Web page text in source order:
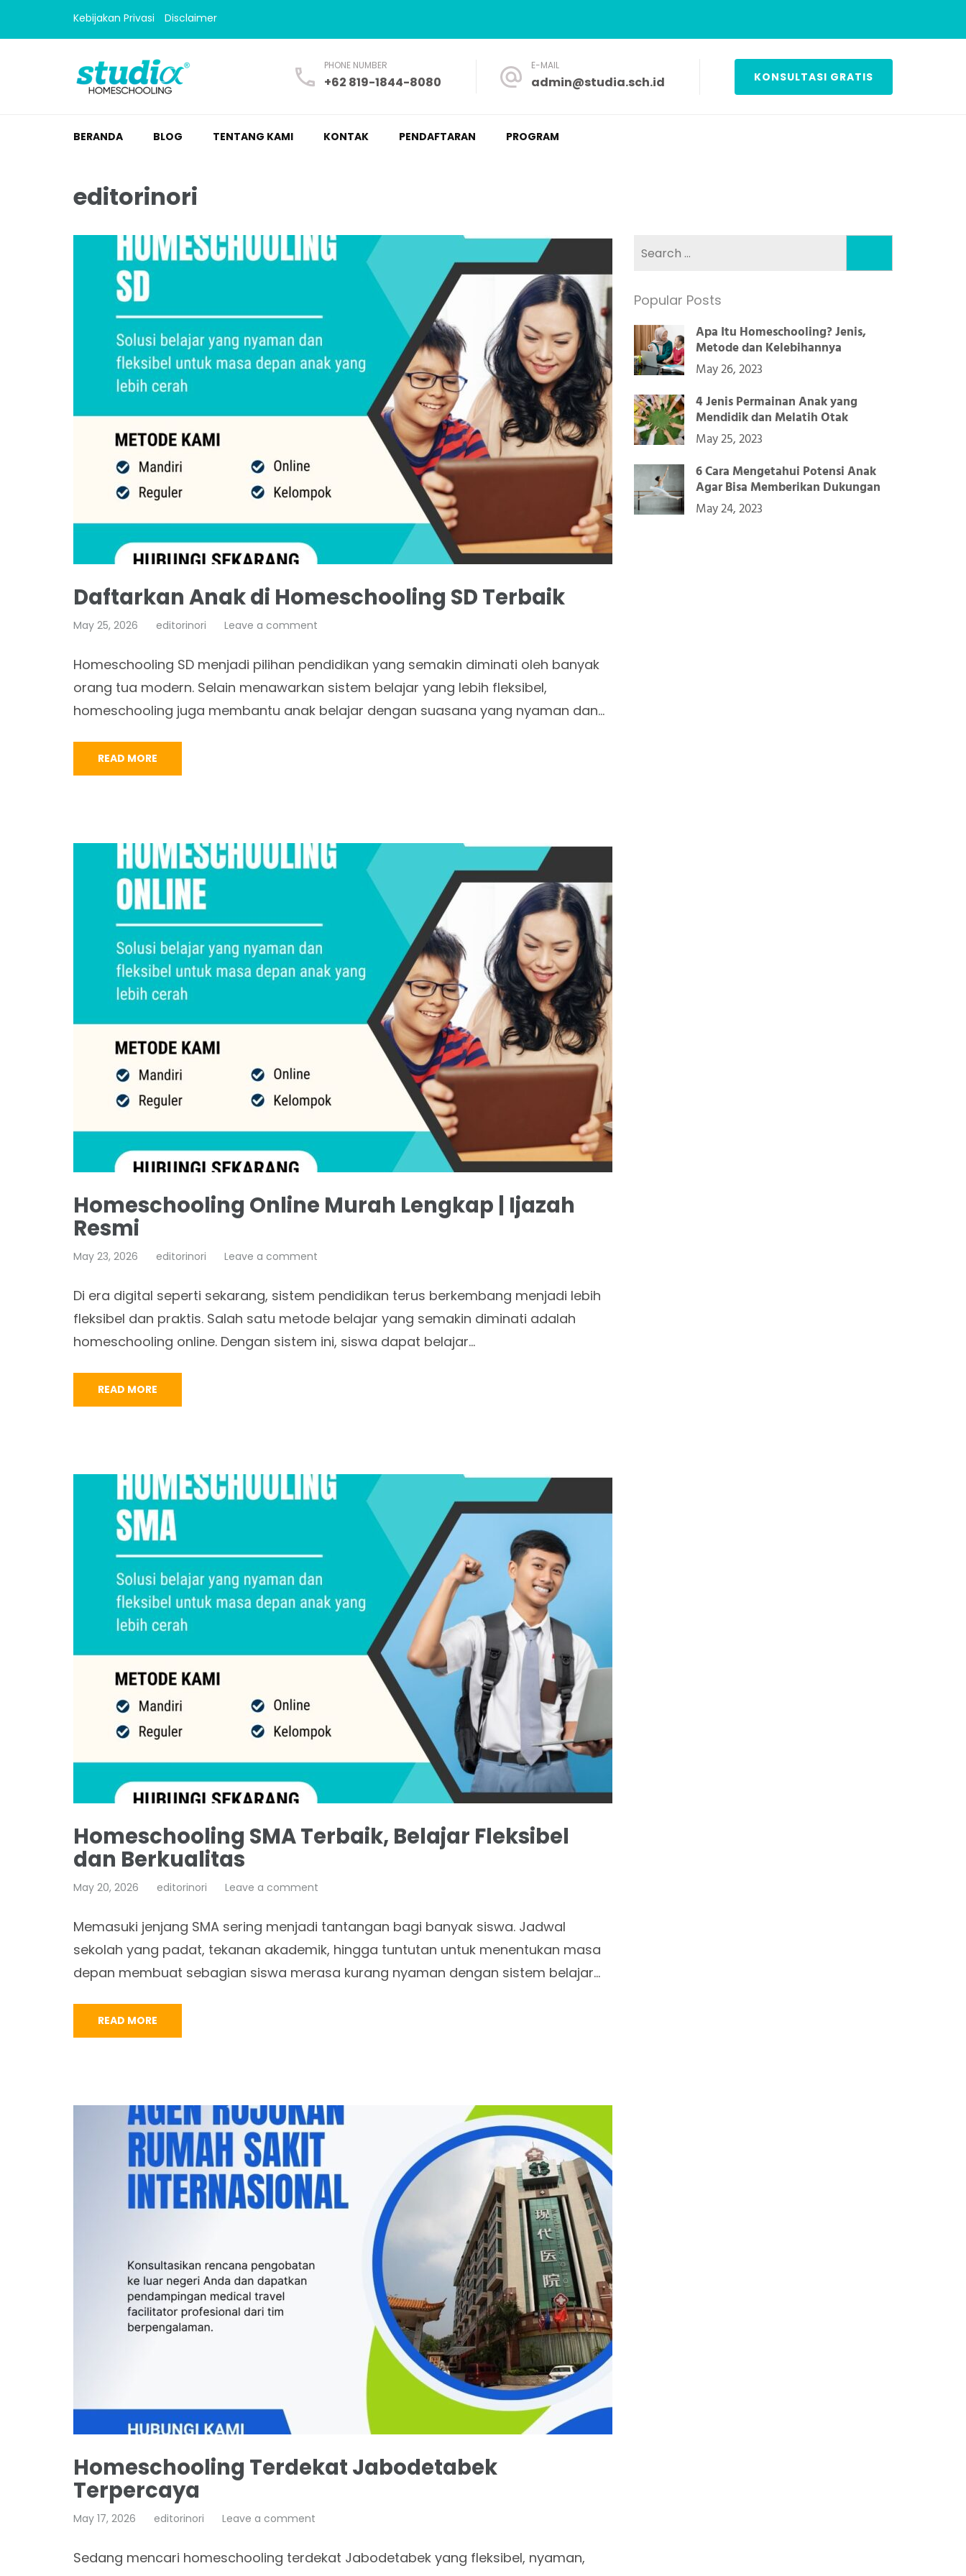
Kebijakan Privasi Disclaimer
PHONE NUMBER
+62 819-1844-8080
E-MAIL
admin@studia.sch.id KONSULTASI GRATIS
BERANDA BLOG TENTANG KAMI KONTAK PENDAFTARAN PROGRAM
editorinori
Daftarkan Anak di Homeschooling SD Terbaik
May 25, 2026 editorinori Leave a comment
Homeschooling SD menjadi pilihan pendidikan yang semakin diminati oleh banyak
orang tua modern. Selain menawarkan sistem belajar yang lebih fleksibel,
homeschooling juga membantu anak belajar dengan suasana yang nyaman dan…
READ MORE
Homeschooling Online Murah Lengkap | Ijazah
Resmi
May 23, 2026 editorinori Leave a comment
Di era digital seperti sekarang, sistem pendidikan terus berkembang menjadi lebih
fleksibel dan praktis. Salah satu metode belajar yang semakin diminati adalah
homeschooling online. Dengan sistem ini, siswa dapat belajar…
READ MORE
Homeschooling SMA Terbaik, Belajar Fleksibel
dan Berkualitas
May 20, 2026 editorinori Leave a comment
Memasuki jenjang SMA sering menjadi tantangan bagi banyak siswa. Jadwal
sekolah yang padat, tekanan akademik, hingga tuntutan untuk menentukan masa
depan membuat sebagian siswa merasa kurang nyaman dengan sistem belajar…
READ MORE
Homeschooling Terdekat Jabodetabek
Terpercaya
May 17, 2026 editorinori Leave a comment
Sedang mencari homeschooling terdekat Jabodetabek yang fleksibel, nyaman,
for:
Popular Posts
Apa Itu Homeschooling? Jenis,
Metode dan Kelebihannya
May 26, 2023
4 Jenis Permainan Anak yang
Mendidik dan Melatih Otak
May 25, 2023
6 Cara Mengetahui Potensi Anak
Agar Bisa Memberikan Dukungan
May 24, 2023